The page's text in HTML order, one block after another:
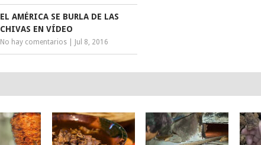
EL AMÉRICA SE BURLA DE LAS
CHIVAS EN VÍDEO
No hay comentarios Jul 8, 2016